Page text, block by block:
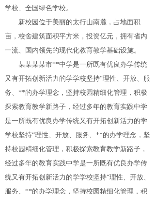
学校、全国 绿色学校。
新校园位于美丽的太行山南麓，占地面积
亩，校舍建筑面积平方米，投资亿元，拥有省内
一流、国内领先的现代化教育教学基础设施。
某某某某市**中学是一所既有优良办学传统
又有开拓创新活力的学学校坚持“理性、开放、服
务、**的办学理念，坚持校园精细化管理，积极
探索教育教学新路子，经过多年的教育实践中学
是一所既有优良办学传统又有开拓创新活力的学
学校坚持“理性、开放、服务、**的办学理念，坚
持校园精细化管理，积极探索教育教学新路子，
经过多年的教育实践中学是一所既有优良办学传
统又有开拓创新活力的学学校坚持“理性、开放、
服务、**的办学理念，坚持校园精细化管理，积